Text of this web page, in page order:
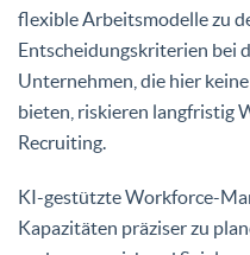
flexible Arbeitsmodelle zu
Entscheidungskriterien bei
Unternehmen, die hier
bieten, riskieren langfristig
Recruiting.
KI-gestützte Workforce-
Kapazitäten präziser zu